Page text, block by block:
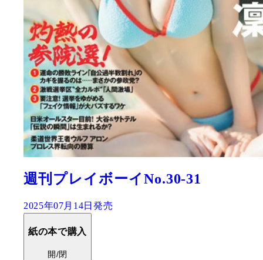
週刊プレイボーイNo.30-31
2025年07月14日発売
紙の本で購入
開/閉